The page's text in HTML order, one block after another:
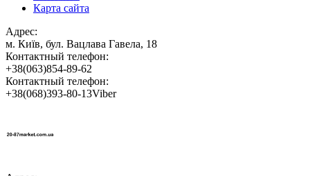
Карта сайта
Адрес:
м. Київ, бул. Вацлава Гавела, 18
Контактный телефон:
+38(063)854-89-62
Контактный телефон:
+38(068)393-80-13Viber